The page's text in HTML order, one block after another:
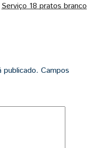
Serviço 18 pratos branco
publicado. Campos